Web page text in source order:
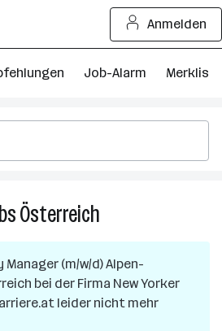
Anmelden
Job-Alarm Merkliste
Österreich
Jobs
in
Österreich
Manager (m/w/d) Alpen-
bei der Firma New Yorker
leider nicht mehr